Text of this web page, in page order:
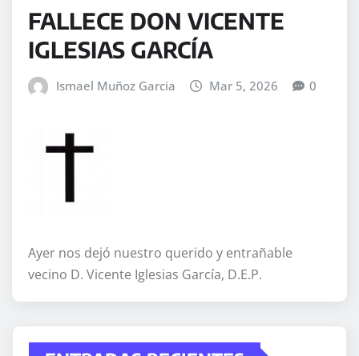
FALLECE DON VICENTE
IGLESIAS GARCÍA
Ismael Muñoz Garcia Mar 5, 2026 0
Ayer nos dejó nuestro querido y entrañable
vecino D. Vicente Iglesias García, D.E.P.